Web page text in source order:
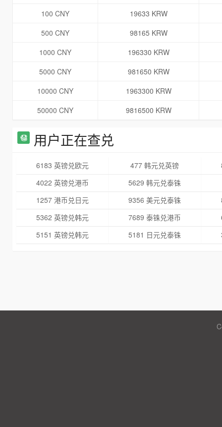
100 CNY
19633 KRW
500 CNY
98165 KRW
1000 CNY
196330 KRW
5000 CNY
981650 KRW
10000 CNY
1963300 KRW
50000 CNY
9816500 KRW
用户正在查兑
6183 英镑兑欧元 477 韩元兑英镑
4022 英镑兑港币
5629 韩元兑泰铢
1257 港币兑日元
9356 美元兑泰铢
5362 英镑兑韩元
7689 泰铢兑港币
5151 英镑兑韩元
5181 日元兑泰铢